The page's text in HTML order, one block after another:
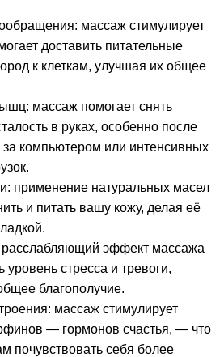
массаж стимулирует
доставить питательные
к клеткам, улучшая их общее
массаж помогает снять
в руках, особенно после
за компьютером или интенсивных
применение натуральных масел
и питать вашу кожу, делая её
расслабляющий эффект массажа
уровень стресса и тревоги,
благополучие.
массаж стимулирует
— гормонов счастья, — что
почувствовать себя более